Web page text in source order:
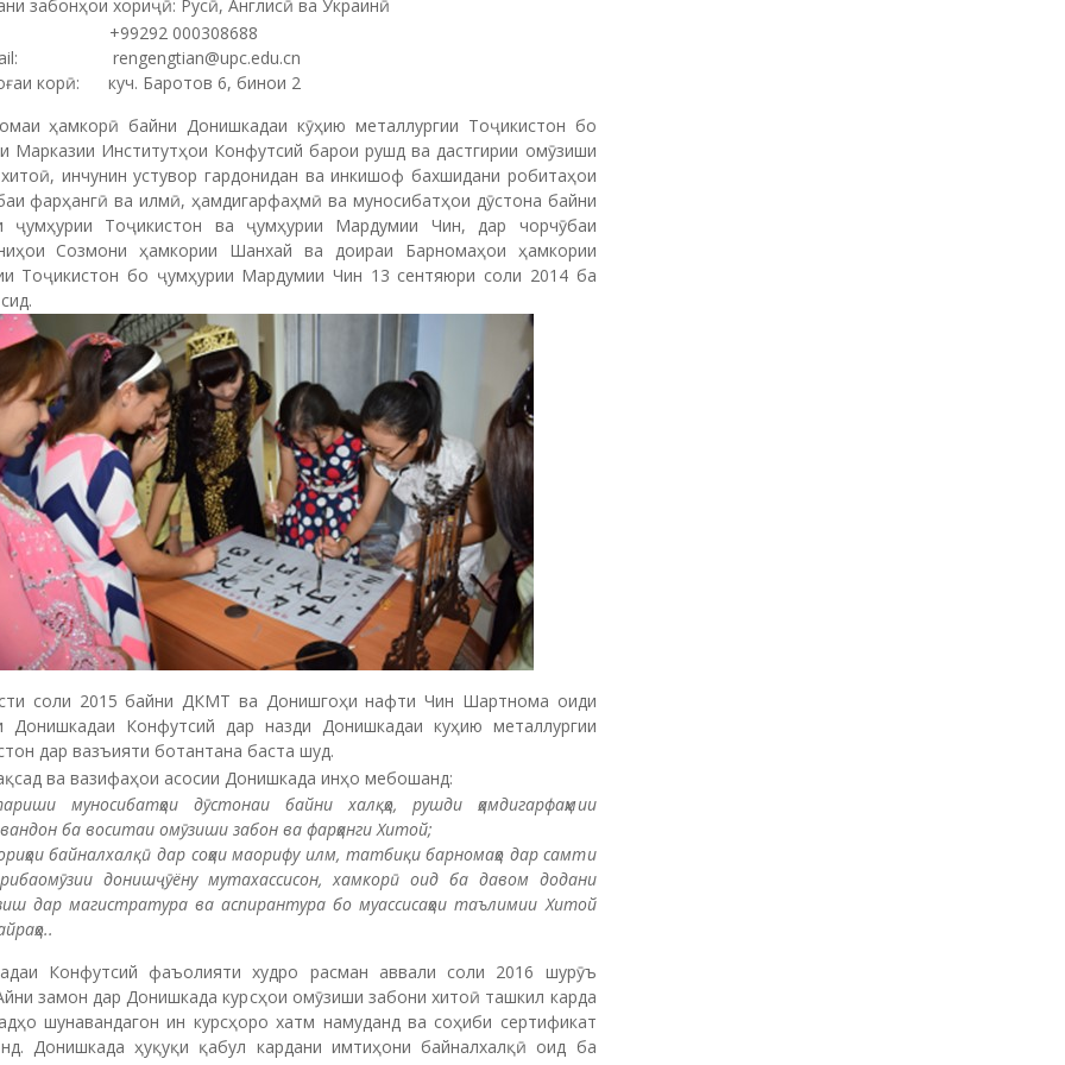
забонҳои хориҷӣ: Русӣ, Англисӣ ва Украинӣ
+99292 000308688
rengengtian@upc.edu.cn
корӣ: куч. Баротов 6, бинои 2
ҳамкорӣ байни Донишкадаи кӯҳию металлургии Тоҷикистон бо
Марказии Институтҳои Конфутсий барои рушд ва дастгирии омӯзиши
инчунин устувор гардонидан ва инкишоф бахшидани робитаҳои
фарҳангӣ ва илмӣ, ҳамдигарфаҳмӣ ва муносибатҳои дӯстона байни
ҷумҳурии Тоҷикистон ва ҷумҳурии Мардумии Чин, дар чорчӯбаи
Созмони ҳамкории Шанхай ва доираи Барномаҳои ҳамкории
Тоҷикистон бо ҷумҳурии Мардумии Чин 13 сентяюри соли 2014 ба
соли 2015 байни ДКМТ ва Донишгоҳи нафти Чин Шартнома оиди
Донишкадаи Конфутсий дар назди Донишкадаи куҳию металлургии
дар вазъияти ботантана баста шуд.
ва вазифаҳои асосии Донишкада инҳо мебошанд:
муносибатҳои дӯстонаи байни халқҳо, рушди ҳамдигарфаҳмии
ба воситаи омӯзиши забон ва фарҳанги Хитой;
байналхалқӣ дар соҳаи маорифу илм, татбиқи барномаҳо дар самти
донишҷӯёну мутахассисон, хамкорӣ оид ба давом додани
дар магистратура ва аспирантура бо муассисаҳои таълимии Хитой
.
Конфутсий фаъолияти худро расман аввали соли 2016 шурӯъ
замон дар Донишкада курсҳои омӯзиши забони хитоӣ ташкил карда
шунавандагон ин курсҳоро хатм намуданд ва соҳиби сертификат
Донишкада ҳуқуқи қабул кардани имтиҳони байналхалқӣ оид ба